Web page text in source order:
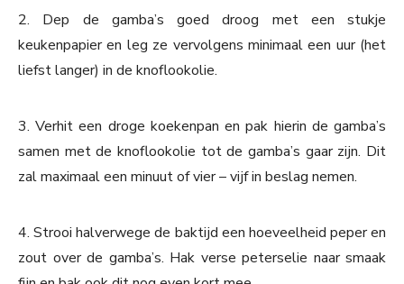
2. Dep de gamba’s goed droog met een stukje
keukenpapier en leg ze vervolgens minimaal een uur (het
liefst langer) in de knoflookolie.
3. Verhit een droge koekenpan en pak hierin de gamba’s
samen met de knoflookolie tot de gamba’s gaar zijn. Dit
zal maximaal een minuut of vier – vijf in beslag nemen.
4. Strooi halverwege de baktijd een hoeveelheid peper en
zout over de gamba’s. Hak verse peterselie naar smaak